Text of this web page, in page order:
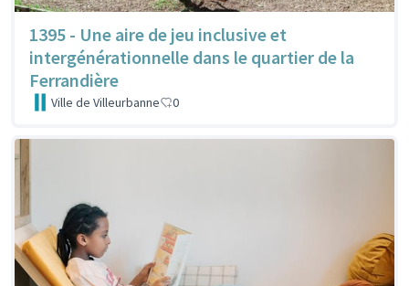
1395 - Une aire de jeu inclusive et
intergénérationnelle dans le quartier de la
Ferrandière
Ville de Villeurbanne 0